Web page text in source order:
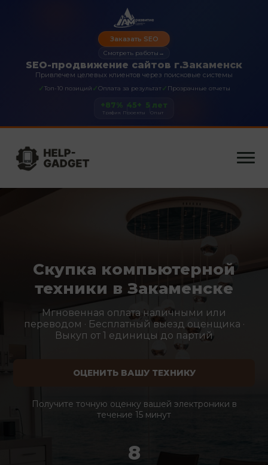
SEO-продвижение сайтов г.Закаменск
Привлечем целевых клиентов через поисковые системы
✓Топ-10 позиций ✓Оплата за результат✓ Прозрачные отчеты
Заказать SEO
Смотреть работы →
+87%
Трафик
45+
Проекты
5 лет
Опыт
Скупка компьютерной
техники в Закаменске
Мгновенная оплата наличными или
переводом · Бесплатный выезд оценщика ·
Выкуп от 1 единицы до партий
ОЦЕНИТЬ ВАШУ ТЕХНИКУ
Получите точную оценку вашей электроники в
течение 15 минут
8